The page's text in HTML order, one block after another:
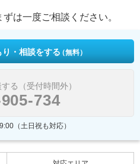
は一度ご相談ください。
・相談をする（無料）
る（受付時間外）
734
（土日祝も対応）